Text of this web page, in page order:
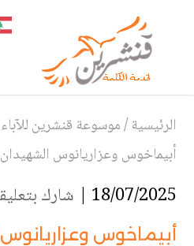
الرئيسية/موسوعة قنشرين
أبيماخوس وعزاريانوس الشهيدان
18/07/2025 | شارك
أبيماخوس